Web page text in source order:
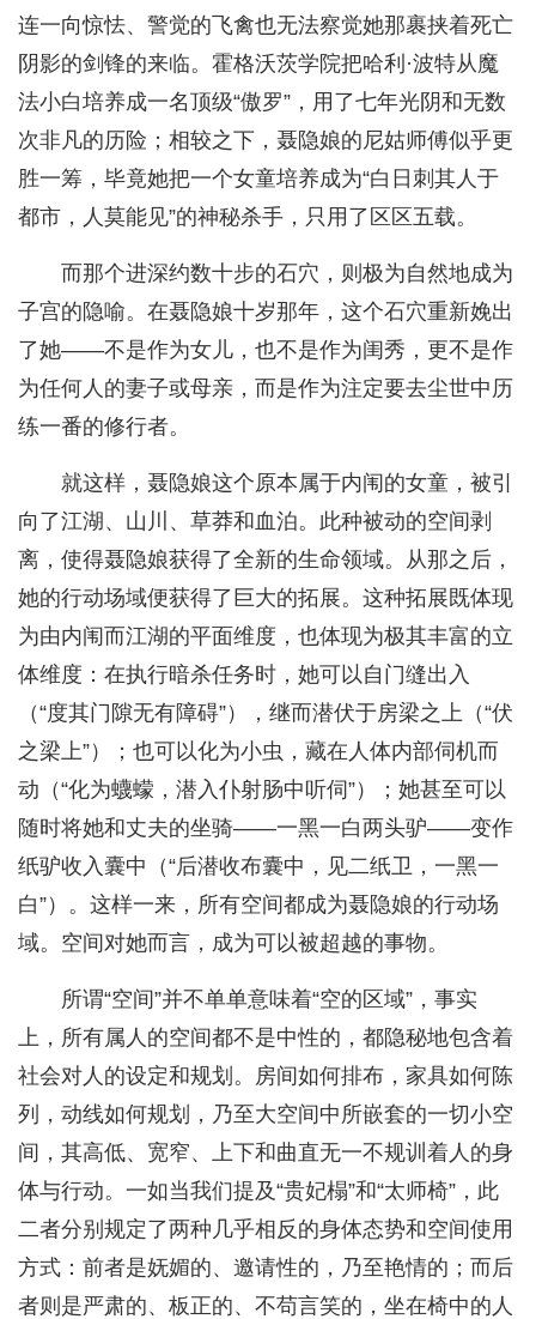
连一向惊怯、警觉的飞禽也无法察觉她那裹挟着死亡
阴影的剑锋的来临。霍格沃茨学院把哈利·波特从魔
法小白培养成一名顶级“傲罗”，用了七年光阴和无数
次非凡的历险；相较之下，聂隐娘的尼姑师傅似乎更
胜一筹，毕竟她把一个女童培养成为“白日刺其人于
都市，人莫能见”的神秘杀手，只用了区区五载。
而那个进深约数十步的石穴，则极为自然地成为
子宫的隐喻。在聂隐娘十岁那年，这个石穴重新娩出
了她——不是作为女儿，也不是作为闺秀，更不是作
为任何人的妻子或母亲，而是作为注定要去尘世中历
练一番的修行者。
就这样，聂隐娘这个原本属于内闱的女童，被引
向了江湖、山川、草莽和血泊。此种被动的空间剥
离，使得聂隐娘获得了全新的生命领域。从那之后，
她的行动场域便获得了巨大的拓展。这种拓展既体现
为由内闱而江湖的平面维度，也体现为极其丰富的立
体维度：在执行暗杀任务时，她可以自门缝出入
（“度其门隙无有障碍”），继而潜伏于房梁之上（“伏
之梁上”）；也可以化为小虫，藏在人体内部伺机而
动（“化为蠛蠓，潜入仆射肠中听伺”）；她甚至可以
随时将她和丈夫的坐骑——一黑一白两头驴——变作
纸驴收入囊中（“后潜收布囊中，见二纸卫，一黑一
白”）。这样一来，所有空间都成为聂隐娘的行动场
域。空间对她而言，成为可以被超越的事物。
所谓“空间”并不单单意味着“空的区域”，事实
上，所有属人的空间都不是中性的，都隐秘地包含着
社会对人的设定和规划。房间如何排布，家具如何陈
列，动线如何规划，乃至大空间中所嵌套的一切小空
间，其高低、宽窄、上下和曲直无一不规训着人的身
体与行动。一如当我们提及“贵妃榻”和“太师椅”，此
二者分别规定了两种几乎相反的身体态势和空间使用
方式：前者是妩媚的、邀请性的，乃至艳情的；而后
者则是严肃的、板正的、不苟言笑的，坐在椅中的人